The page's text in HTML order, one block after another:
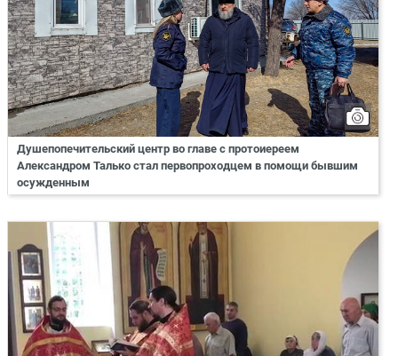
Душепопечительский центр во главе с протоиереем
Александром Талько стал первопроходцем в помощи бывшим
осужденным